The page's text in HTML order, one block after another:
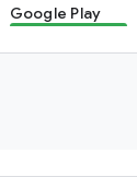
Google Play